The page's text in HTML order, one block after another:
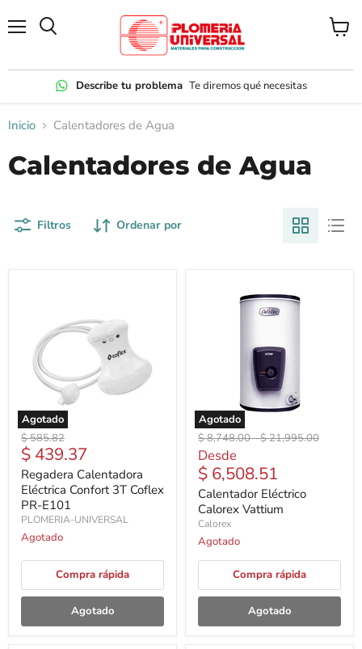
Describe tu problema Te diremos qué necesitas
Ver
Inicio Calentadores de Agua
Calentadores de Agua
Filtros Ordenar por
Agotado
Precio
original
$ 585.82
Precio
actual
$ 439.37
Regadera Calentadora
Eléctrica Confort 3T Coflex
PR-E101
PLOMERIA-UNIVERSAL
Agotado
Compra rápida
Agotado
Agotado
Precio
original
$ 8,748.00-Precio
$ 21,995.00
Desde
$ 6,508.51
Calentador Eléctrico
Calorex Vattium
Calorex
Agotado
Compra rápida
Agotado